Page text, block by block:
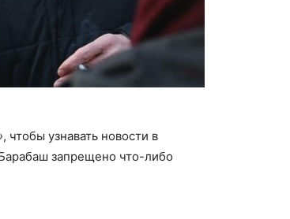
, чтобы узнавать новости в
запрещено что-либо